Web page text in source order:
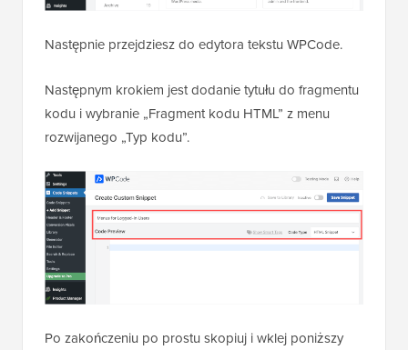
Następnie przejdziesz do edytora tekstu WPCode.
Następnym krokiem jest dodanie tytułu do fragmentu
kodu i wybranie „Fragment kodu HTML” z menu
rozwijanego „Typ kodu”.
Po zakończeniu po prostu skopiuj i wklej poniższy